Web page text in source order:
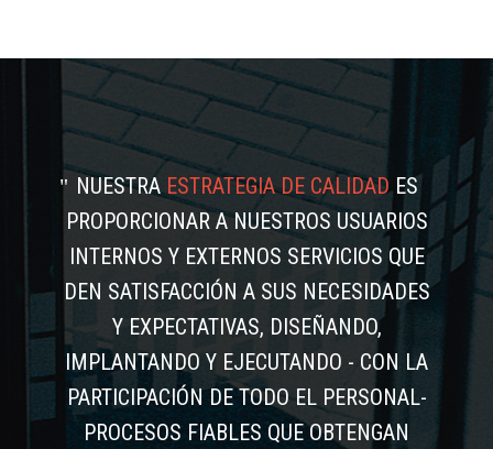
NUESTRAESTRATEGIA DE CALIDADES
PROPORCIONAR A NUESTROS USUARIOS
INTERNOS Y EXTERNOS SERVICIOS QUE
DEN SATISFACCIÓN A SUS NECESIDADES
Y EXPECTATIVAS, DISEÑANDO,
IMPLANTANDO Y EJECUTANDO - CON LA
PARTICIPACIÓN DE TODO EL PERSONAL-
PROCESOS FIABLES QUE OBTENGAN